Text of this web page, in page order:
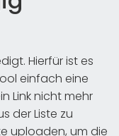
Hierfür ist es
einfach eine
Link nicht mehr
der Liste zu
uploaden, um die